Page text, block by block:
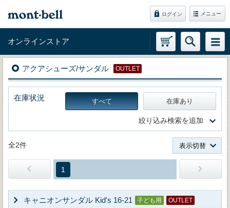
ログイン メニュー
オンラインストア
アクアシューズ/サンダル OUTLET
在庫状況 すべて 在庫あり
絞り込み検索を追加
全2件 表示切替
1
キャニオンサンダル Kid's 16-21 子ども用 OUTLET